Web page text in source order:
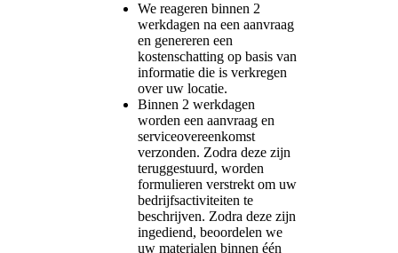
We reageren binnen 2
werkdagen na een aanvraag
en genereren een
kostenschatting op basis van
informatie die is verkregen
over uw locatie.
Binnen 2 werkdagen
worden een aanvraag en
serviceovereenkomst
verzonden. Zodra deze zijn
teruggestuurd, worden
formulieren verstrekt om uw
bedrijfsactiviteiten te
beschrijven. Zodra deze zijn
ingediend, beoordelen we
uw materialen binnen één